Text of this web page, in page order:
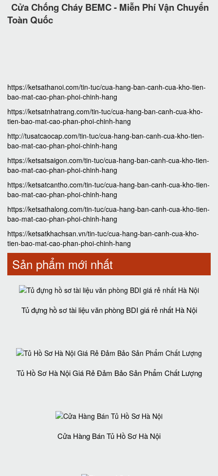
Cửa Chống Cháy BEMC - Miễn Phí Vận Chuyển
Toàn Quốc
https://ketsathanoi.com/tin-tuc/cua-hang-ban-canh-cua-kho-tien-
bao-mat-cao-phan-phoi-chinh-hang
https://ketsatnhatrang.com/tin-tuc/cua-hang-ban-canh-cua-kho-
tien-bao-mat-cao-phan-phoi-chinh-hang
http://tusatcaocap.com/tin-tuc/cua-hang-ban-canh-cua-kho-tien-
bao-mat-cao-phan-phoi-chinh-hang
https://ketsatsaigon.com/tin-tuc/cua-hang-ban-canh-cua-kho-tien-
bao-mat-cao-phan-phoi-chinh-hang
https://ketsatcantho.com/tin-tuc/cua-hang-ban-canh-cua-kho-tien-
bao-mat-cao-phan-phoi-chinh-hang
https://ketsathalong.com/tin-tuc/cua-hang-ban-canh-cua-kho-tien-
bao-mat-cao-phan-phoi-chinh-hang
https://ketsatkhachsan.vn/tin-tuc/cua-hang-ban-canh-cua-kho-
tien-bao-mat-cao-phan-phoi-chinh-hang
Sản phẩm mới nhất
Tủ đựng hồ sơ tài liệu văn phòng BDI giá rẻ nhất Hà Nội
Tủ Hồ Sơ Hà Nội Giá Rẻ Đảm Bảo Sản Phẩm Chất Lượng‎
Cửa Hàng Bán Tủ Hồ Sơ Hà Nội